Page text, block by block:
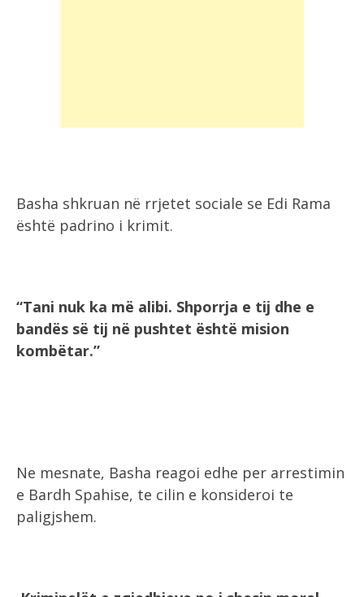
Basha shkruan në rrjetet sociale se Edi Rama
është padrino i krimit.
“Tani nuk ka më alibi. Shporrja e tij dhe e
bandës së tij në pushtet është mision
kombëtar.”
Ne mesnate, Basha reagoi edhe per arrestimin
e Bardh Spahise, te cilin e konsideroi te
paligjshem.